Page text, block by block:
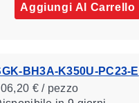
Aggiungi Al Carrello
BH3A-K350U-PC23-E
€ / pezzo